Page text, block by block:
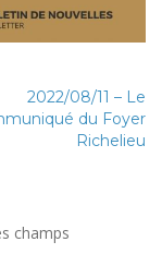
2022/08/11 – Le
du Foyer
Richelieu
champs